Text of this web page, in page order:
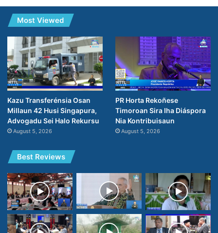
Most Viewed
Kazu Transferénsia Osan
Millaun 42 Husi Singapura,
Advogadu Sei Halo Rekursu
August 5, 2026
PR Horta Rekoñese
Timoroan Sira Iha Diáspora
Nia Kontribuisaun
August 5, 2026
Best Reviews